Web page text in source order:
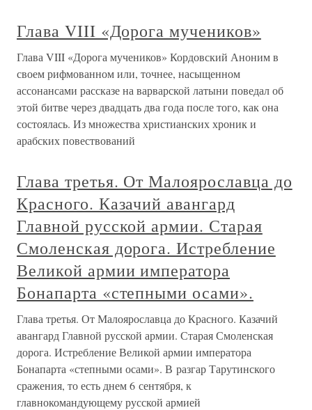
Глава VIII «Дорога мучеников»
Глава VIII «Дорога мучеников» Кордовский Аноним в
своем рифмованном или, точнее, насыщенном
ассонансами рассказе на варварской латыни поведал об
этой битве через двадцать два года после того, как она
состоялась. Из множества христианских хроник и
арабских повествований
Глава третья. От Малоярославца до
Красного. Казачий авангард
Главной русской армии. Старая
Смоленская дорога. Истребление
Великой армии императора
Бонапарта «степными осами».
Глава третья. От Малоярославца до Красного. Казачий
авангард Главной русской армии. Старая Смоленская
дорога. Истребление Великой армии императора
Бонапарта «степными осами». В разгар Тарутинского
сражения, то есть днем 6 сентября, к
главнокомандующему русской армией